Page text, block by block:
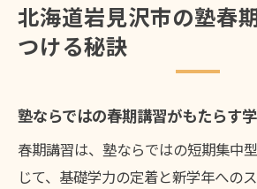
北海道岩見沢市の塾春
つける秘訣
塾ならではの春期講習がもたらす
春期講習は、塾ならではの短期集中
じて、基礎学力の定着と新学年への